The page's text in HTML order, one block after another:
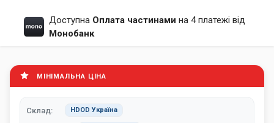
Доступна Оплата частинами на 4 платежі від
Монобанк
МІНІМАЛЬНА ЦІНА
Склад: HDOD Україна